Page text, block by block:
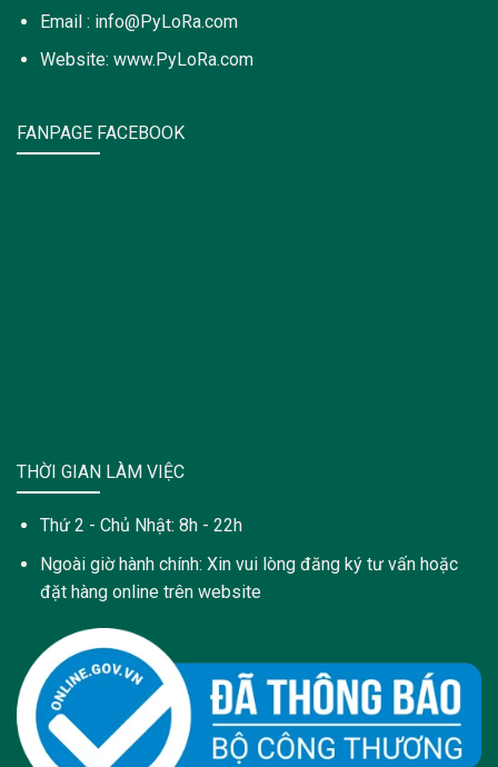
Email : info@PyLoRa.com
Website: www.PyLoRa.com
FANPAGE FACEBOOK
THỜI GIAN LÀM VIỆC
Thứ 2 - Chủ Nhật: 8h - 22h
Ngoài giờ hành chính: Xin vui lòng đăng ký tư vấn hoặc
đặt hàng online trên website